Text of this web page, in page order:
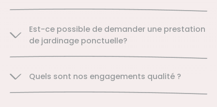
Est-ce possible de demander une prestation
de jardinage ponctuelle?
Quels sont nos engagements qualité ?